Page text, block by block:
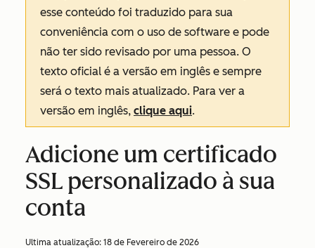
esse conteúdo foi traduzido para sua
conveniência com o uso de software e pode
não ter sido revisado por uma pessoa. O
texto oficial é a versão em inglês e sempre
será o texto mais atualizado. Para ver a
versão em inglês, clique aqui.
Adicione um certificado
SSL personalizado à sua
conta
Ultima atualização: 18 de Fevereiro de 2026